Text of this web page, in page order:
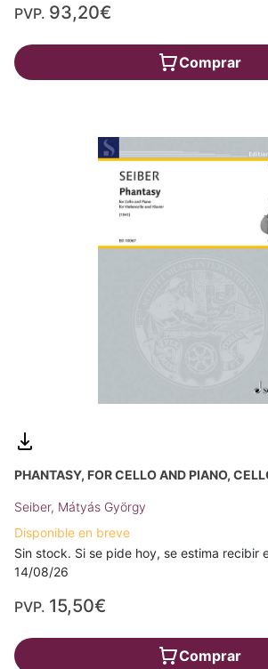
PVP. 93,20€
Comprar
PHANTASY, FOR CELLO AND PIANO,
Seiber, Mátyás György
Disponible en breve
Sin stock. Si se pide hoy, se estima recibir
14/08/26
PVP. 15,50€
Comprar